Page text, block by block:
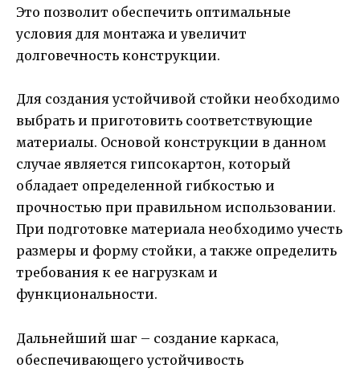
Это позволит обеспечить оптимальные
условия для монтажа и увеличит
долговечность конструкции.
Для создания устойчивой стойки необходимо
выбрать и приготовить соответствующие
материалы. Основой конструкции в данном
случае является гипсокартон, который
обладает определенной гибкостью и
прочностью при правильном использовании.
При подготовке материала необходимо учесть
размеры и форму стойки, а также определить
требования к ее нагрузкам и
функциональности.
Дальнейший шаг – создание каркаса,
обеспечивающего устойчивость